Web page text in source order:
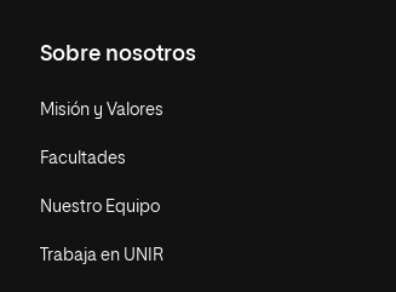
Sobre nosotros
Misión y Valores
Facultades
Nuestro Equipo
Trabaja en UNIR